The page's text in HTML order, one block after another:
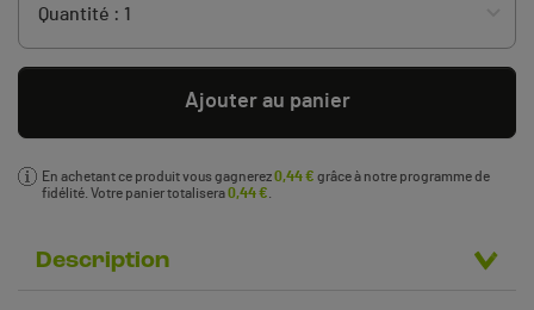
Ajouter au panier
En achetant ce produit vous gagnerez0,44 € grâce à notre programme de
fidélité. Votre panier totalisera0,44 €
Description